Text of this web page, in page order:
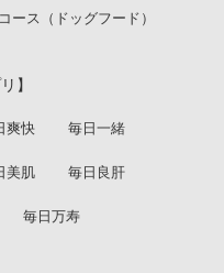
ス（ドッグフード）
】
爽快 毎日一緒
美肌 毎日良肝
毎日万寿